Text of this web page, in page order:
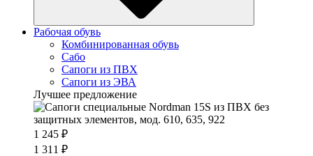
Рабочая обувь
Комбинированная обувь
Сабо
Сапоги из ПВХ
Сапоги из ЭВА
Лучшее предложение
1 245 ₽
1 311 ₽